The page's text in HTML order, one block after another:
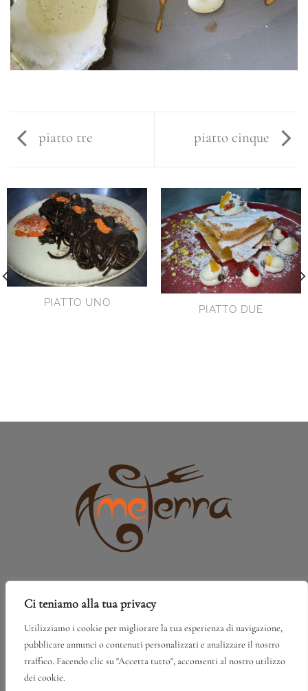
Ci teniamo alla tua privacy
Utilizziamo i cookie per migliorare la tua esperienza di navigazione,
pubblicare annunci o contenuti personalizzati e analizzare il nostro
traffico. Facendo clic su "Accetta tutto", acconsenti al nostro utilizzo
dei cookie.
piatto tre piatto cinque
PIATTO UNO
PIATTO DUE
Via Libertà, 221/B, 90018 Termini Imerese
PA
+39 091 888 55 25